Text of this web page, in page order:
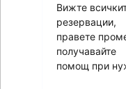
Вижте
резервации,
правете
получавайте
помощ при